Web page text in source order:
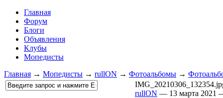
Главная
Форум
Блоги
Объявления
Клубы
Мопедисты
Главная → Мопедисты → rullON → Фотоальбомы →
rullON — 13 марта 2021